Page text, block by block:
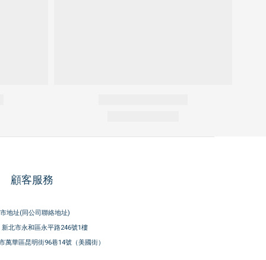
顧客服務
地址(同公司聯絡地址)
新北市永和區永平路246號1樓
萬華區昆明街96巷14號（美國街）